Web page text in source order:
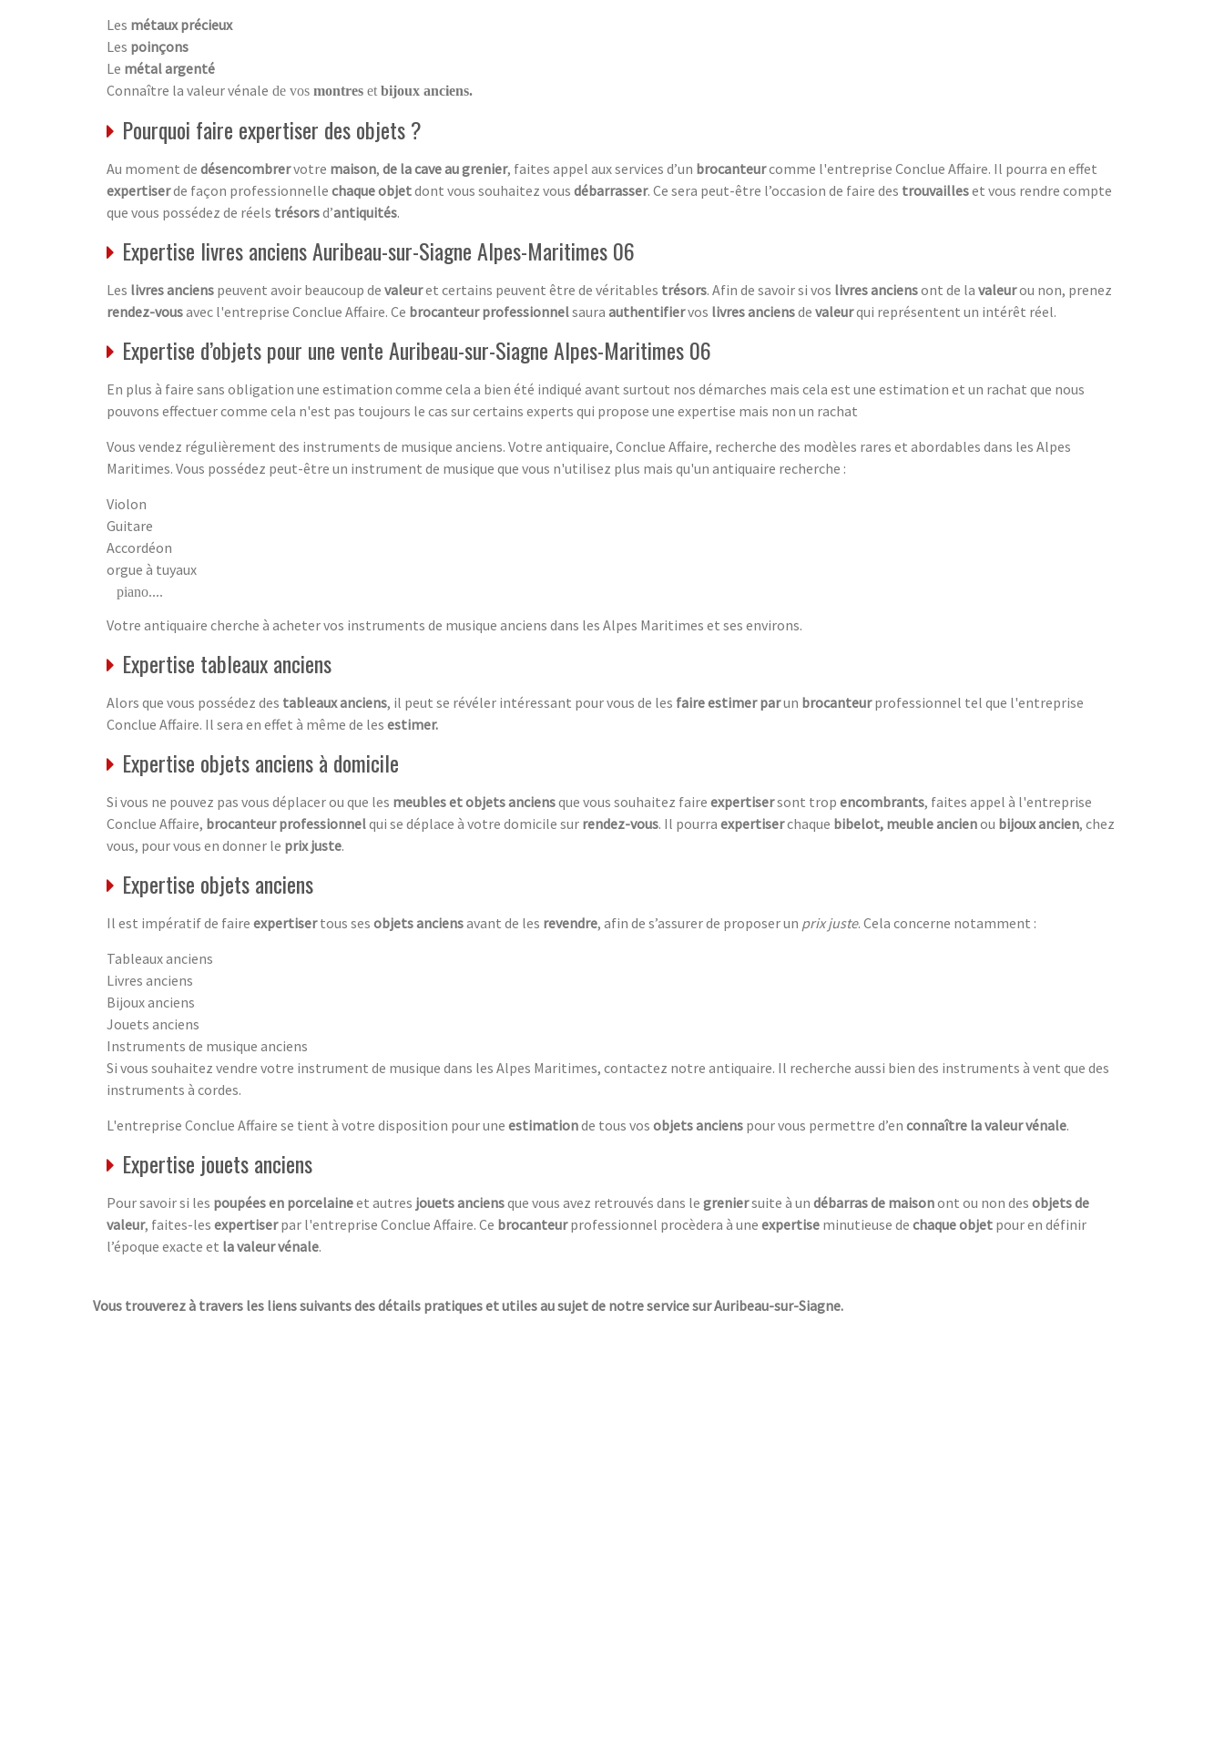
Les métaux précieux
Les poinçons
Le métal argenté
Connaître la valeur vénale de vos montres et bijoux anciens.
Pourquoi faire expertiser des objets ?
Au moment de désencombrervotre maison, de la cave au grenier, faites appel aux services d’un brocanteurcomme l'entreprise Conclue Affaire. Il pourra en effet
expertiserde façon professionnelle chaque objetdont vous souhaitez vous débarrasser. Ce sera peut-être l’occasion de faire des trouvailleset vous rendre compte
que vous possédez de réels trésorsd’antiquités.
Expertise livres anciens Auribeau-sur-Siagne Alpes-Maritimes 06
Les livres anciens peuvent avoir beaucoup de valeuret certains peuvent être de véritables trésors. Afin de savoir si vos livres anciensont de la valeurou non, prenez
rendez-vousavec l'entreprise Conclue Affaire. Ce brocanteur professionnelsaura authentifiervos livres anciensde valeurqui représentent un intérêt réel.
Expertise d’objets pour une vente Auribeau-sur-Siagne Alpes-Maritimes 06
En plus à faire sans obligation une estimation comme cela a bien été indiqué avant surtout nos démarches mais cela est une estimation et un rachat que nous
pouvons effectuer comme cela n'est pas toujours le cas sur certains experts qui propose une expertise mais non un rachat
Vous vendez régulièrement des instruments de musique anciens. Votre antiquaire, Conclue Affaire, recherche des modèles rares et abordables dans les Alpes
Maritimes. Vous possédez peut-être un instrument de musique que vous n'utilisez plus mais qu'un antiquaire recherche :
Violon
Guitare
Accordéon
orgue à tuyaux
piano....
Votre antiquaire cherche à acheter vos instruments de musique anciens dans les Alpes Maritimes et ses environs.
Expertise tableaux anciens
Alors que vous possédez des tableaux anciens, il peut se révéler intéressant pour vous de les faire estimer parun brocanteurprofessionnel tel que l'entreprise
Conclue Affaire. Il sera en effet à même de les estimer.
Expertise objets anciens à domicile
Si vous ne pouvez pas vous déplacer ou que les meubles et objets anciensque vous souhaitez faire expertisersont trop encombrants, faites appel à l'entreprise
Conclue Affaire, brocanteur professionnelqui se déplace à votre domicile sur rendez-vous. Il pourra expertiserchaque bibelot, meuble ancienou bijoux ancien, chez
vous, pour vous en donner le prix juste.
Expertise objets anciens
Il est impératif de faire expertisertous ses objets anciensavant de les revendre, afin de s’assurer de proposer un prix juste. Cela concerne notamment :
Tableaux anciens
Livres anciens
Bijoux anciens
Jouets anciens
Instruments de musique anciens
Si vous souhaitez vendre votre instrument de musique dans les Alpes Maritimes, contactez notre antiquaire. Il recherche aussi bien des instruments à vent que des
instruments à cordes.
L'entreprise Conclue Affaire se tient à votre disposition pour une estimationde tous vos objets anciens pour vous permettre d’en connaître la valeur vénale.
Expertise jouets anciens
Pour savoir si les poupées en porcelaineet autres jouets anciensque vous avez retrouvés dans le greniersuite à un débarras de maisonont ou non des objets de
valeur, faites-les expertiserpar l'entreprise Conclue Affaire. Ce brocanteurprofessionnel procèdera à une expertise minutieuse de chaque objet pour en définir
l’époque exacte et la valeur vénale.
Vous trouverez à travers les liens suivants des détails pratiques et utiles au sujet de notre service sur Auribeau-sur-Siagne.